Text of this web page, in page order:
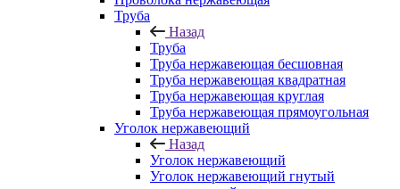
Труба
Назад
Труба
Труба нержавеющая бесшовная
Труба нержавеющая квадратная
Труба нержавеющая круглая
Труба нержавеющая прямоугольная
Уголок нержавеющий
Назад
Уголок нержавеющий
Уголок нержавеющий гнутый